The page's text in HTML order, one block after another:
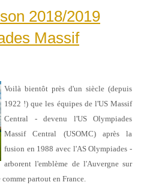
2018/2019
Massif
Voilà bientôt près d'un siècle (depuis
1922 !) que les équipes de l'US Massif
Central - devenu l'US Olympiades
Massif Central (USOMC) après la
fusion en 1988 avec l'AS Olympiades -
arborent l'emblème de l'Auvergne sur
partout en France.